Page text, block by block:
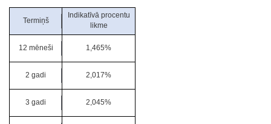
Termiņš
Indikatīvā procentu
likme
12 mēneši 1,465%
2 gadi 2,017%
3 gadi 2,045%